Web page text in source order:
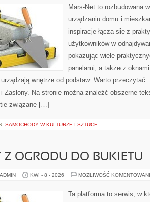
Mars-Net to rozbudowana
urządzaniu domu i
inspiracje łączą się z
użytkowników w
pokazując wiele
panelami, a także z
wnętrze od podstaw. Warto przeczytać:
Zasłony. Na stronie można znaleźć obszerne
związane […]
SAMOCHODY W KULTURZE I SZTUCE
Z OGRODU DO BUKIETU
KWI - 8 - 2026 MOŻLIWOŚĆ
Ta platforma to serwis, w